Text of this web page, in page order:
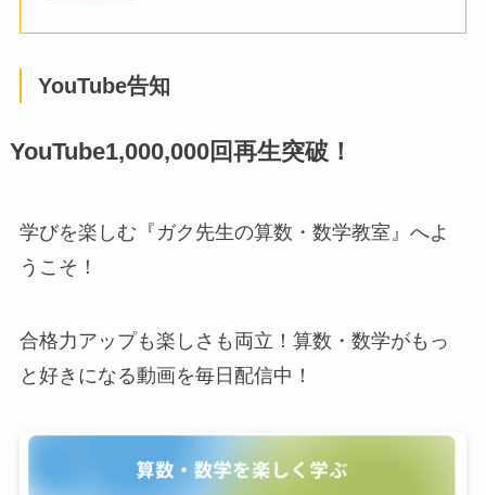
YouTube告知
YouTube1,000,000回再生突破！
学びを楽しむ『ガク先生の算数・数学教室』へよ
うこそ！
合格力アップも楽しさも両立！算数・数学がもっ
と好きになる動画を毎日配信中！